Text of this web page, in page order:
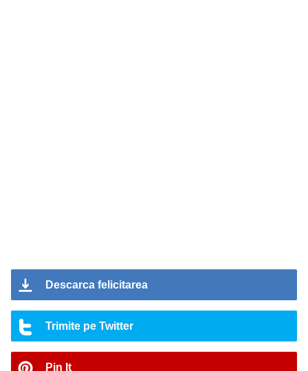
Descarca felicitarea
Trimite pe Twitter
Pin It